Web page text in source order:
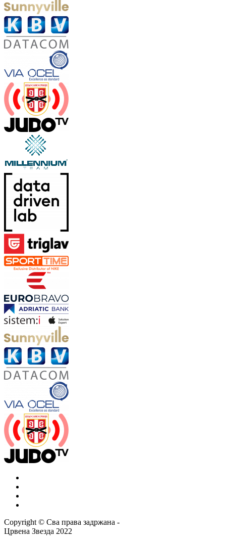
Copyright © Сва права задржана -
Црвена Звезда 2022